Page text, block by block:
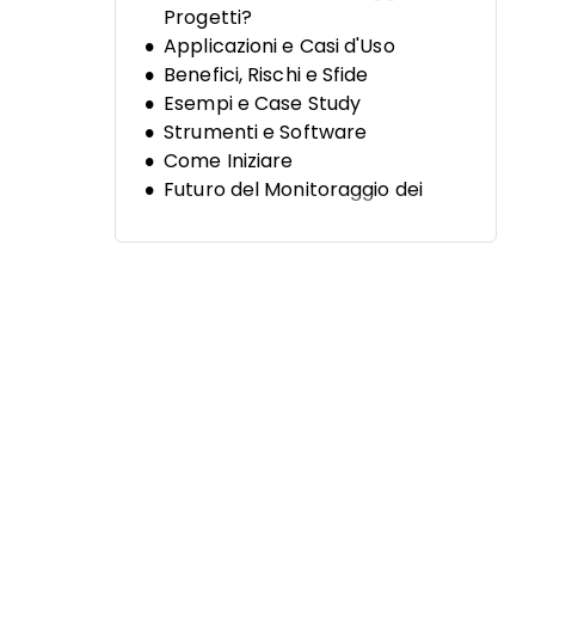
Progetti?
Applicazioni e Casi d'Uso
Benefici, Rischi e Sfide
Esempi e Case Study
Strumenti e Software
Come Iniziare
Futuro del Monitoraggio dei